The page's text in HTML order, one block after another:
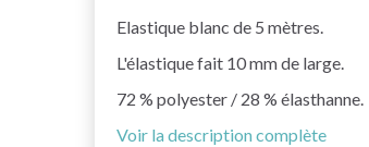
Elastique blanc de 5 mètres.
L'élastique fait 10 mm de large.
72 % polyester / 28 % élasthanne.
Voir la description complète